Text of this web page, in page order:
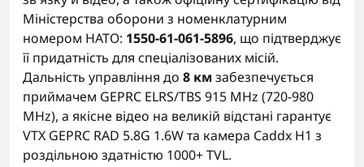
Міністерства оборони з номенклатурним
номером НАТО: 1550-61-061-5896, що підтверджує
її придатність для спеціалізованих місій.
Дальність управління до 8 кмзабезпечується
приймачем GEPRC ELRS/TBS 915 MHz (720-980
MHz), а якісне відео на великій відстані гарантує
VTX GEPRC RAD 5.8G 1.6W та камера Caddx H1 з
роздільною здатністю 1000+ TVL.